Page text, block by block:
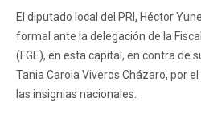
El diputado local del PRI, Héctor
formal ante la delegación de la
(FGE), en esta capital, en contra de
Tania Carola Viveros Cházaro, por
las insignias nacionales.